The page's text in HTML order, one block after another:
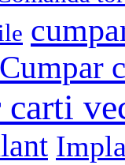
Cumpar
carti